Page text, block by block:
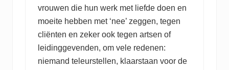
vrouwen die hun werk met liefde doen en
moeite hebben met ‘nee’ zeggen, tegen
cliënten en zeker ook tegen artsen of
leidinggevenden, om vele redenen:
niemand teleurstellen, klaarstaan voor de